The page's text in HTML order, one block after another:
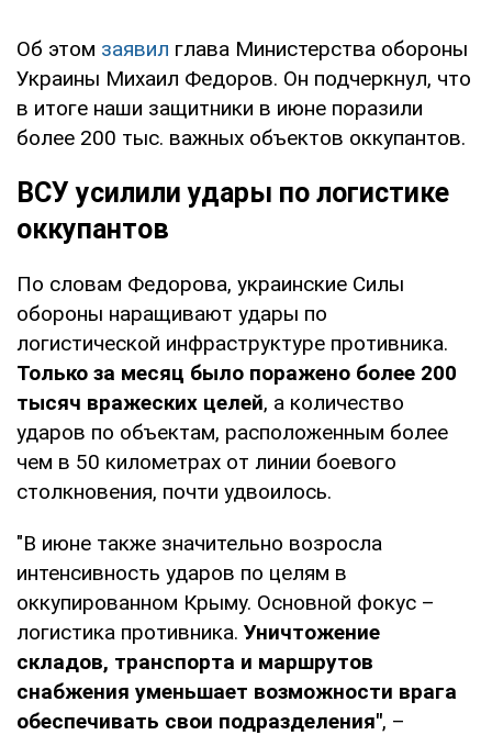
Об этом заявил глава Министерства обороны
Украины Михаил Федоров. Он подчеркнул, что
в итоге наши защитники в июне поразили
более 200 тыс. важных объектов оккупантов.
ВСУ усилили удары по логистике
оккупантов
По словам Федорова, украинские Силы
обороны наращивают удары по
логистической инфраструктуре противника.
Только за месяц было поражено более 200
тысяч вражеских целей, а количество
ударов по объектам, расположенным более
чем в 50 километрах от линии боевого
столкновения, почти удвоилось.
"В июне также значительно возросла
интенсивность ударов по целям в
оккупированном Крыму. Основной фокус –
логистика противника. Уничтожение
складов, транспорта и маршрутов
снабжения уменьшает возможности врага
обеспечивать свои подразделения", –